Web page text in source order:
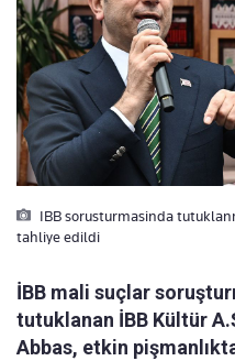
IBB sorusturmasinda
tahliye edildi
İBB mali suçlar
tutuklanan İBB Kültür
Abbas, etkin